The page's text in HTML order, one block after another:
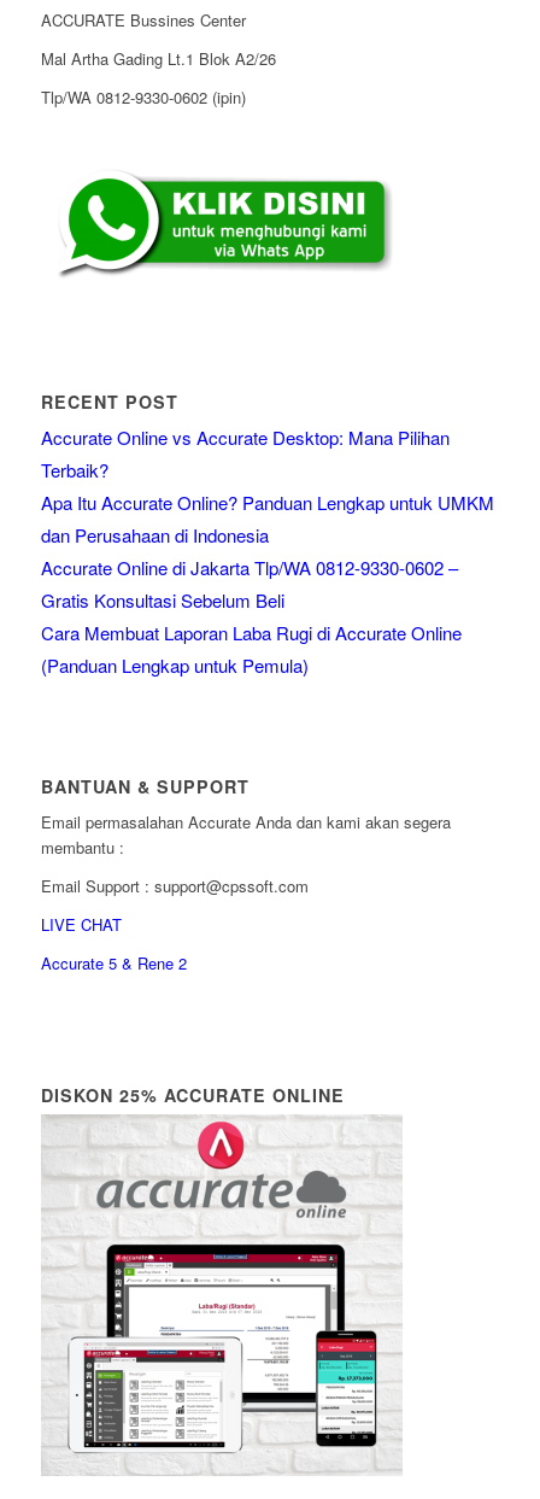
ACCURATE Bussines Center
Mal Artha Gading Lt.1 Blok A2/26
Tlp/WA 0812-9330-0602 (ipin)
RECENT POST
Accurate Online vs Accurate Desktop: Mana Pilihan
Terbaik?
Apa Itu Accurate Online? Panduan Lengkap untuk UMKM
dan Perusahaan di Indonesia
Accurate Online di Jakarta Tlp/WA 0812-9330-0602 –
Gratis Konsultasi Sebelum Beli
Cara Membuat Laporan Laba Rugi di Accurate Online
(Panduan Lengkap untuk Pemula)
BANTUAN & SUPPORT
Email permasalahan Accurate Anda dan kami akan segera
membantu :
Email Support : support@cpssoft.com
LIVE CHAT
Accurate 5 & Rene 2
DISKON 25% ACCURATE ONLINE